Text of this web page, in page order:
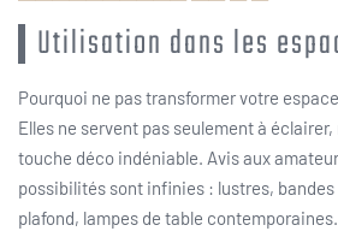
Utilisation dans les
Pourquoi ne pas transformer votre
Elles ne servent pas seulement à
touche déco indéniable. Avis aux
possibilités sont infinies : lustres, bandes
plafond, lampes de table